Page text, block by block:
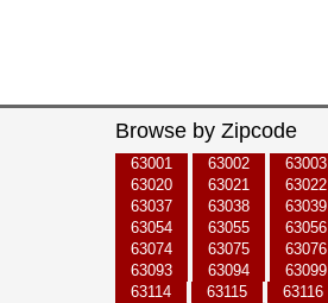
Browse by Zipcode
63001 63002 63003
63020
63021 63022
63037
63038 63039
63054
63055 63056
63074
63075 63076
63093
63094 63099
63114
63115 63116